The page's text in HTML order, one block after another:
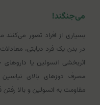
می‌جنگند!
بسیاری از افراد تصور
در بدن یک فرد دیابتی،
اثربخشی انسولین یا داروهای
مقاومت به انسولین و بالا